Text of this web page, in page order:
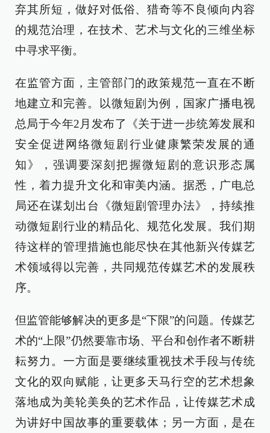
弃其所短，做好对低俗、猎奇等不良倾向内容
的规范治理，在技术、艺术与文化的三维坐标
中寻求平衡。
在监管方面，主管部门的政策规范一直在不断
地建立和完善。以微短剧为例，国家广播电视
总局于今年2月发布了《关于进一步统筹发展和
安全促进网络微短剧行业健康繁荣发展的通
知》，强调要深刻把握微短剧的意识形态属
性，着力提升文化和审美内涵。据悉，广电总
局还在谋划出台《微短剧管理办法》，持续推
动微短剧行业的精品化、规范化发展。我们期
待这样的管理措施也能尽快在其他新兴传媒艺
术领域得以完善，共同规范传媒艺术的发展秩
序。
但监管能够解决的更多是“下限”的问题。传媒艺
术的“上限”仍然要靠市场、平台和创作者不断耕
耘努力。一方面是要继续重视技术手段与传统
文化的双向赋能，让更多天马行空的艺术想象
落地成为美轮美奂的艺术作品，让传媒艺术成
为讲好中国故事的重要载体；另一方面，是在